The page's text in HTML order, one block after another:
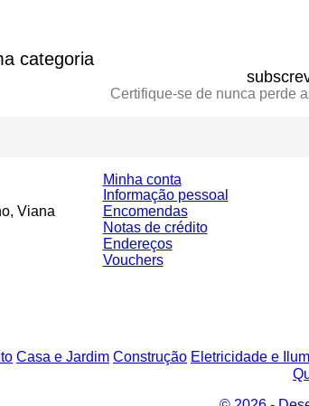
categoria
Certifique-se de nunca perde
Viana
Minha conta
Informação pessoal
Encomendas
Notas de crédito
Endereços
Vouchers
Casa e Jardim Construção Eletricidade e